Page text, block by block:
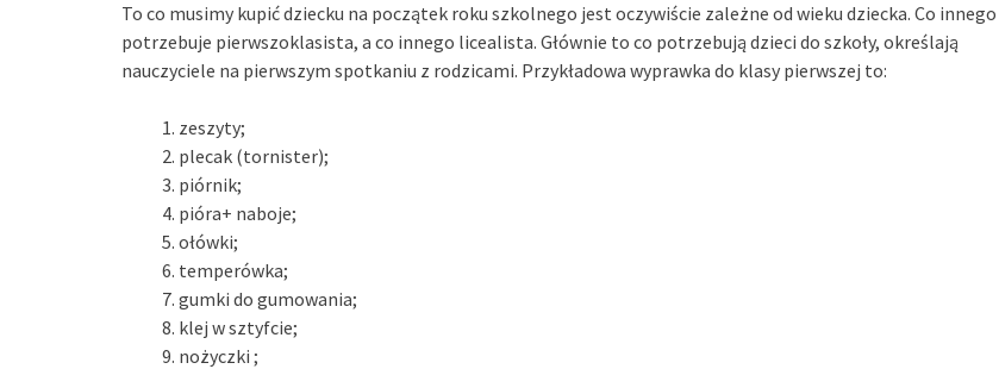
To co musimy kupić dziecku na początek roku szkolnego jest oczywiście zależne od wieku dziecka. Co innego
potrzebuje pierwszoklasista, a co innego licealista. Głównie to co potrzebują dzieci do szkoły, określają
nauczyciele na pierwszym spotkaniu z rodzicami. Przykładowa wyprawka do klasy pierwszej to:
zeszyty;
plecak (tornister);
piórnik;
pióra+ naboje;
ołówki;
temperówka;
gumki do gumowania;
klej w sztyfcie;
nożyczki ;